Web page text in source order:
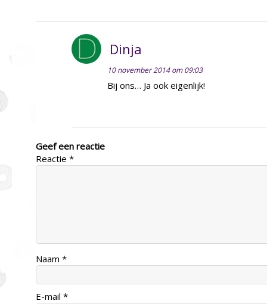
Dinja
10 november 2014 om 09:03
Bij ons… Ja ook eigenlijk!
Geef een reactie
Reactie *
Naam *
E-mail *